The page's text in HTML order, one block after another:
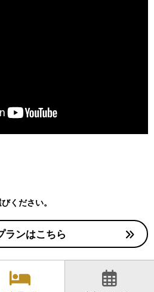
ください。
ランはこちら